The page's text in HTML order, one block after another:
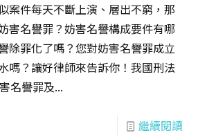
案件每天不斷上演、層出不窮，那
害名譽罪？妨害名譽構成要件有哪
除罪化了嗎？您對妨害名譽罪成立
嗎？讓好律師來告訴你！我國刑法
名譽罪及...
繼續閱讀